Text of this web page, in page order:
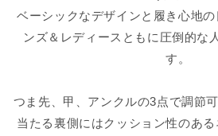
ベーシックなデザインと履き心地
ンズ＆レディースともに圧倒的な
す。
つま先、甲、アンクルの3点で調節
当たる裏側にはクッション性のあ